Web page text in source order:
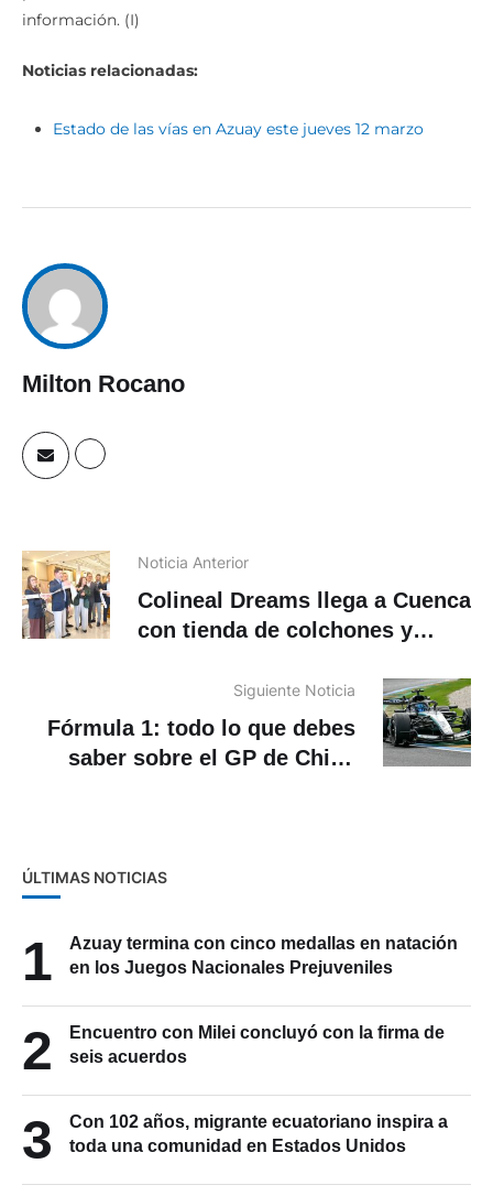
información. (I)
Noticias relacionadas:
Estado de las vías en Azuay este jueves 12 marzo
Milton Rocano
Noticia Anterior
Colineal Dreams llega a Cuenca
con tienda de colchones y
Siguiente Noticia
Fórmula 1: todo lo que debes
saber sobre el GP de China
ÚLTIMAS NOTICIAS
1
Azuay termina con cinco medallas en natación
en los Juegos Nacionales Prejuveniles
2
Encuentro con Milei concluyó con la firma de
seis acuerdos
3
Con 102 años, migrante ecuatoriano inspira a
toda una comunidad en Estados Unidos